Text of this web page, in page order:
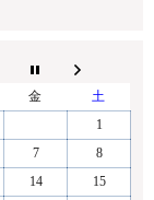
金
土
1
7
8
14
15